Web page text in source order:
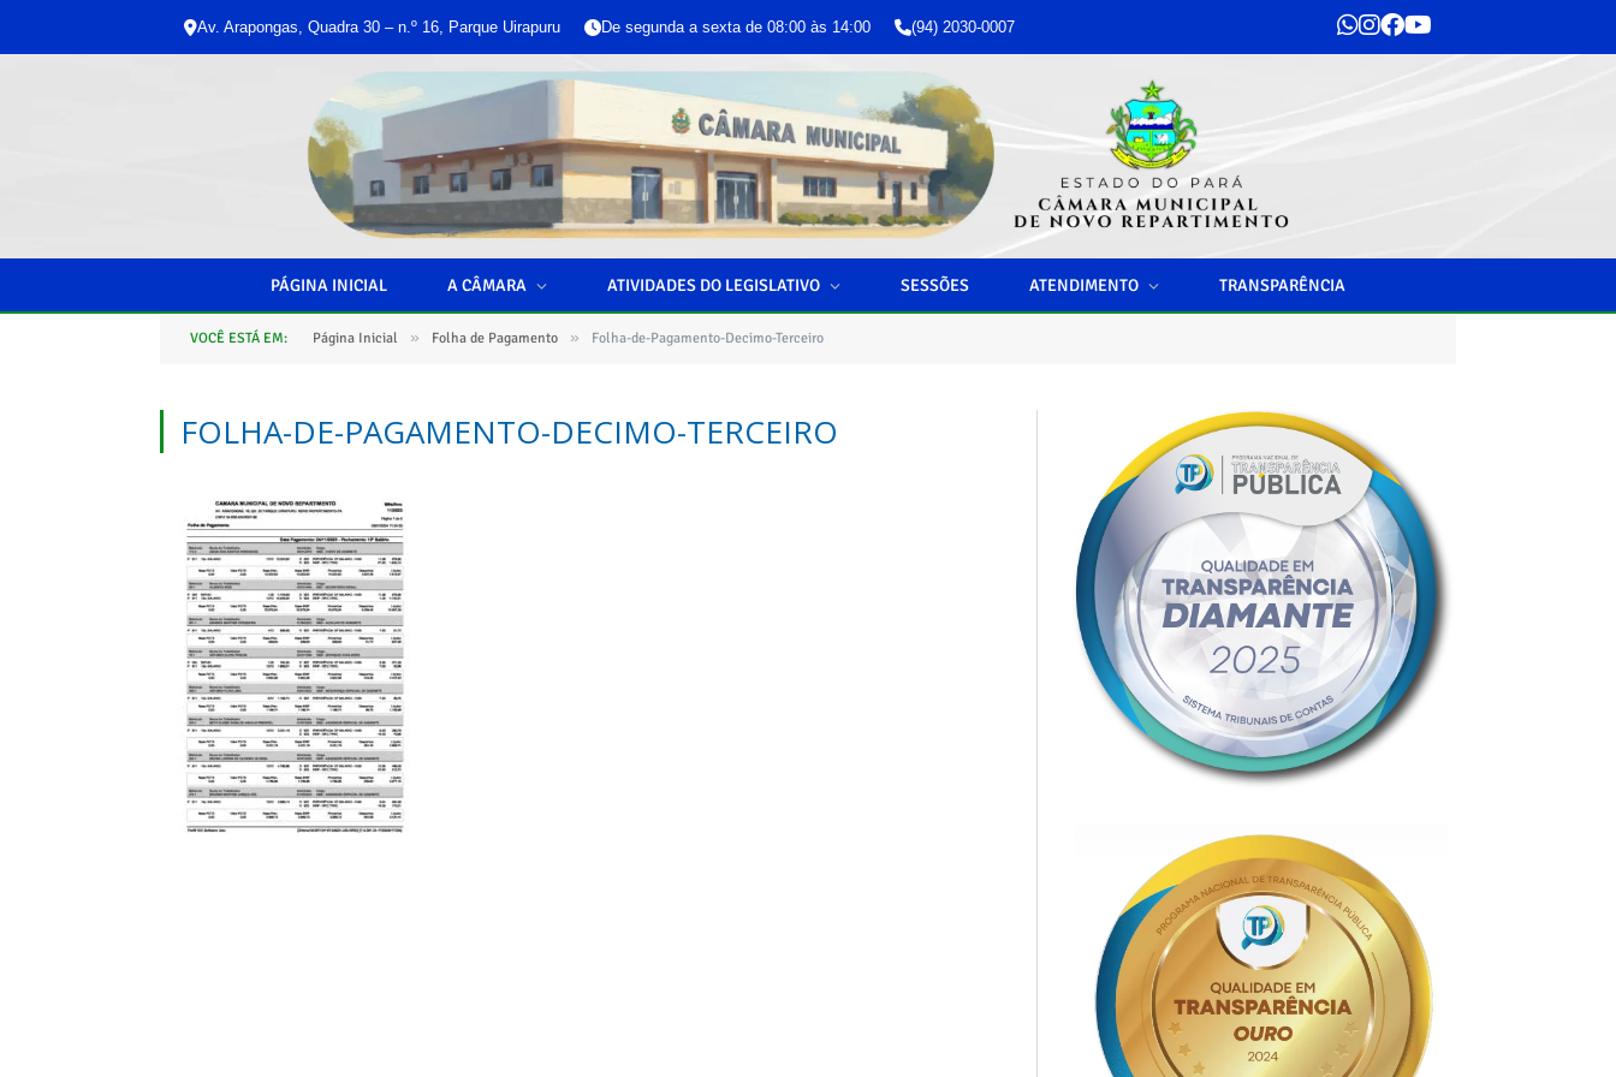
Av. Arapongas, Quadra 30 – n.º 16, Parque Uirapuru De segunda a sexta de 08:00 às 14:00 (94) 2030-0007
PÁGINA INICIAL A CÂMARA ATIVIDADES DO LEGISLATIVO SESSÕES ATENDIMENTO TRANSPARÊNCIA
VOCÊ ESTÁ EM: Página Inicial » Folha de Pagamento » Folha-de-Pagamento-Decimo-Terceiro
FOLHA-DE-PAGAMENTO-DECIMO-TERCEIRO